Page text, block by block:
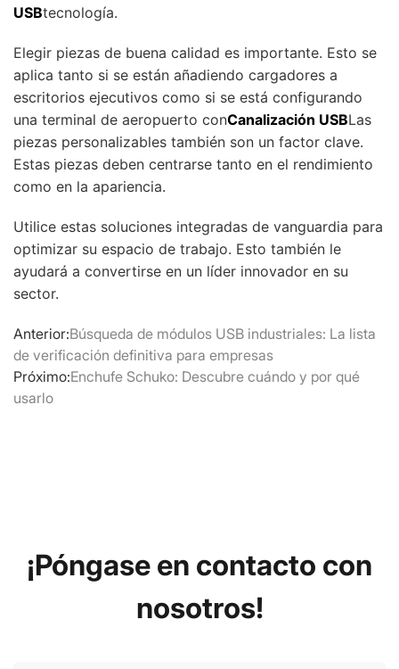
USBtecnología.
Elegir piezas de buena calidad es importante. Esto se
aplica tanto si se están añadiendo cargadores a
escritorios ejecutivos como si se está configurando
una terminal de aeropuerto conCanalización USBLas
piezas personalizables también son un factor clave.
Estas piezas deben centrarse tanto en el rendimiento
como en la apariencia.
Utilice estas soluciones integradas de vanguardia para
optimizar su espacio de trabajo. Esto también le
ayudará a convertirse en un líder innovador en su
sector.
Anterior:Búsqueda de módulos USB industriales: La lista
de verificación definitiva para empresas
Próximo:Enchufe Schuko: Descubre cuándo y por qué
usarlo
¡Póngase en contacto con
nosotros!